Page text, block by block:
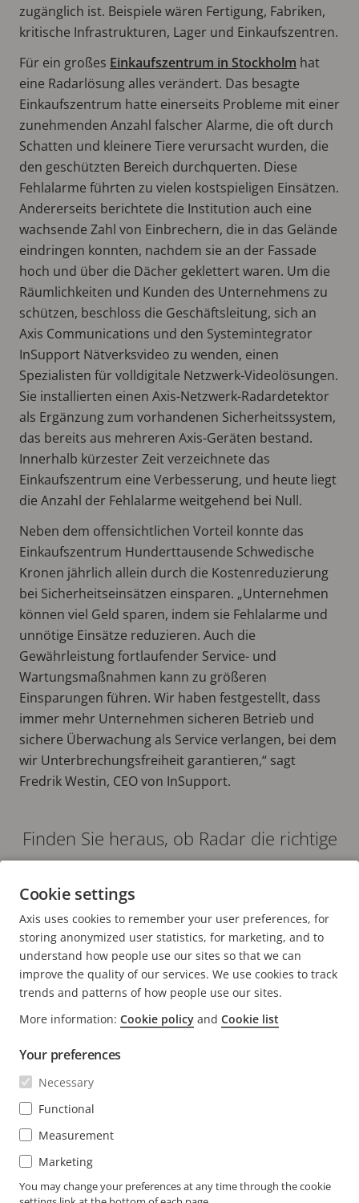
zugänglich ist. Beispiele wären Fertigung, Fabriken,
kritische Infrastrukturen, Lager und Einkaufszentren.
Für ein großes Einkaufszentrum in Stockholm hat
eine Radarlösung alles verändert. Das besagte
Einkaufszentrum hatte einerseits Probleme mit einer
zunehmenden Anzahl falscher Alarme, die oft durch
Schatten und kleinere Tiere verursacht wurden, die
den geschützten Bereich durchquerten. Diese
Fehlalarme führten zu vielen kostspieligen Einsätzen.
Andererseits berichtete die Institution auch eine
wachsende Zahl von Einbrechern, die in das Gelände
eindringen konnten, nachdem sie an der Fassade
hoch und über die Dächer geklettert waren. Um die
Räumlichkeiten und Kunden des Unternehmens zu
schützen, beschloss die Geschäftsleitung, sich an
Axis Communications und den Systemintegrator
InSupport Nätverksvideo zu wenden, einen
Spezialisten für volldigitale Netzwerk-Videolösungen.
Sie installierten einen Axis-Netzwerk-Radardetektor
als Ergänzung zum vorhandenen Sicherheitssystem,
das bereits aus mehreren Axis-Geräten bestand.
Innerhalb kürzester Zeit verzeichnete das
Einkaufszentrum eine Verbesserung, und heute liegt
die Anzahl der Fehlalarme weitgehend bei Null.
Neben dem offensichtlichen Vorteil konnte das
Einkaufszentrum Hunderttausende Schwedische
Kronen jährlich allein durch die Kostenreduzierung
bei Sicherheitseinsätzen einsparen. „Unternehmen
können viel Geld sparen, indem sie Fehlalarme und
unnötige Einsätze reduzieren. Auch die
Gewährleistung fortlaufender Service- und
Wartungsmaßnahmen kann zu größeren
Einsparungen führen. Wir haben festgestellt, dass
immer mehr Unternehmen sicheren Betrieb und
sichere Überwachung als Service verlangen, bei dem
wir Unterbrechungsfreiheit garantieren,“ sagt
Fredrik Westin, CEO von InSupport.
Finden Sie heraus, ob Radar die richtige
Lösung für Ihr Unternehmen sein
AXIS D2050-VE NETWORK RADAR DETECTOR
Kontaktieren Sie uns
Experience Center
NEWS & STORYS
Life at Axis
Engineering at Axis
ABONNIEREN
Newsletter abonnieren
Abonnieren Sie die E-Mails mit
Cookie settings
Axis uses cookies to remember your user preferences, for
storing anonymized user statistics, for marketing, and to
understand how people use our sites so that we can
improve the quality of our services. We use cookies to track
trends and patterns of how people use our sites.
More information: Cookie policy and Cookie list
Your preferences
Necessary
Functional
Measurement
Marketing
You may change your preferences at any time through the cookie